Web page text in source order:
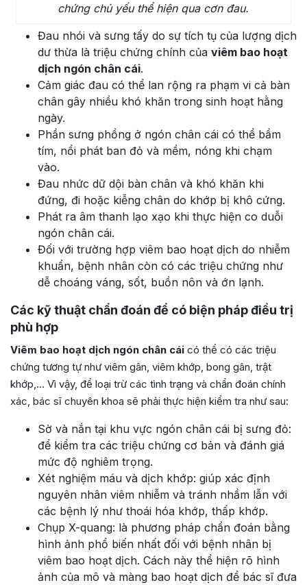
chứng chủ yếu thể hiện qua cơn đau.
Đau nhói và sưng tấy do sự tích tụ của lượng dịch
dư thừa là triệu chứng chính của viêm bao hoạt
dịch ngón chân cái.
Cảm giác đau có thể lan rộng ra phạm vi cả bàn
chân gây nhiều khó khăn trong sinh hoạt hằng
ngày.
Phần sưng phồng ở ngón chân cái có thể bầm
tím, nổi phát ban đỏ và mềm, nóng khi chạm
vào.
Đau nhức dữ dội bàn chân và khó khăn khi
đứng, đi hoặc kiễng chân do khớp bị khô cứng.
Phát ra âm thanh lạo xạo khi thực hiện co duỗi
ngón chân cái.
Đối với trường hợp viêm bao hoạt dịch do nhiễm
khuẩn, bệnh nhân còn có các triệu chứng như
dễ choáng váng, sốt, buồn nôn và ớn lạnh.
Các kỹ thuật chẩn đoán để có biện pháp điều trị
phù hợp
Viêm bao hoạt dịch ngón chân cái có thể có các triệu
chứng tương tự như viêm gân, viêm khớp, bong gân, trật
khớp,… Vì vậy, để loại trừ các tình trạng và chẩn đoán chính
xác, bác sĩ chuyên khoa sẽ phải thực hiện kiểm tra như sau:
Sờ và nắn tại khu vực ngón chân cái bị sưng đỏ:
để kiểm tra các triệu chứng cơ bản và đánh giá
mức độ nghiêm trọng.
Xét nghiệm máu và dịch khớp: giúp xác định
nguyên nhân viêm nhiễm và tránh nhầm lẫn với
các bệnh lý như thoái hóa khớp, thấp khớp.
Chụp X-quang: là phương pháp chẩn đoán bằng
hình ảnh phổ biến nhất đối với bệnh nhân bị
viêm bao hoạt dịch. Cách này thể hiện rõ hình
ảnh của mô và màng bao hoạt dịch để bác sĩ đưa